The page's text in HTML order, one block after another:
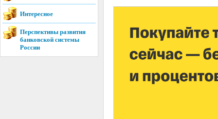
Интересное
Перспективы развития
банковской системы
России